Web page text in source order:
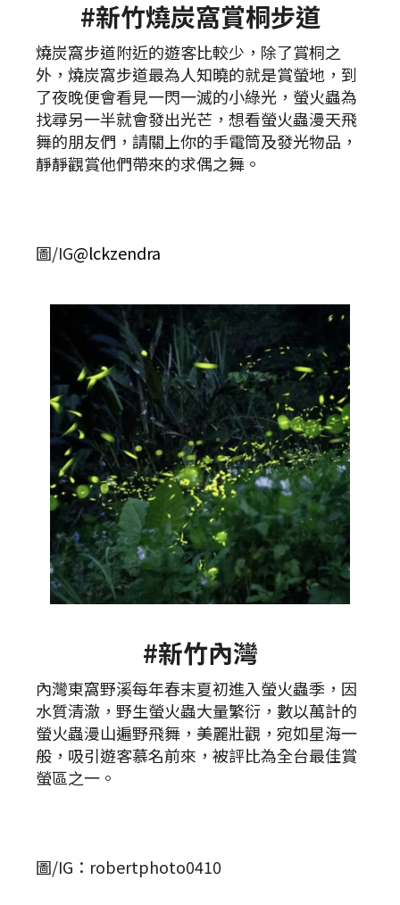
#新竹燒炭窩賞桐步道
燒炭窩步道附近的遊客比較少，除了賞桐之
外，燒炭窩步道最為人知曉的就是賞螢地，到
了夜晚便會看見一閃一滅的小綠光，螢火蟲為
找尋另一半就會發出光芒，想看螢火蟲漫天飛
舞的朋友們，請關上你的手電筒及發光物品，
靜靜觀賞他們帶來的求偶之舞。
圖/IG@lckzendra
#新竹內灣
內灣東窩野溪每年春末夏初進入螢火蟲季，因
水質清澈，野生螢火蟲大量繁衍，數以萬計的
螢火蟲漫山遍野飛舞，美麗壯觀，宛如星海一
般，吸引遊客慕名前來，被評比為全台最佳賞
螢區之一。
圖/IG：robertphoto0410